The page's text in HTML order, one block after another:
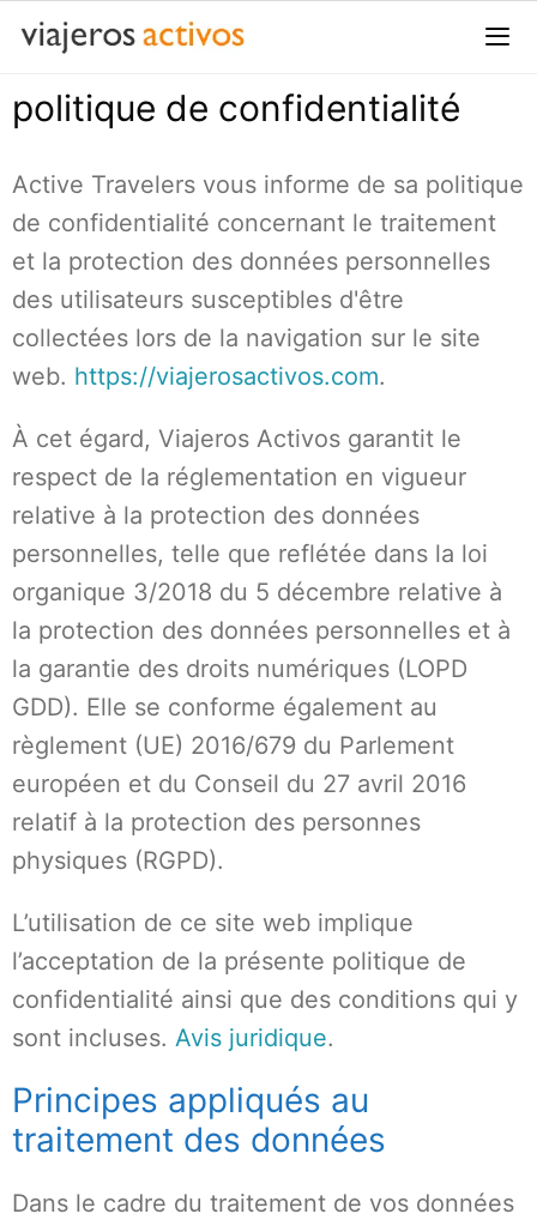
Passer
contenu
politique de confidentialité
Active Travelers vous informe de sa politique
de confidentialité concernant le traitement
et la protection des données personnelles
des utilisateurs susceptibles d'être
collectées lors de la navigation sur le site
web. https://viajerosactivos.com.
À cet égard, Viajeros Activos garantit le
respect de la réglementation en vigueur
relative à la protection des données
personnelles, telle que reflétée dans la loi
organique 3/2018 du 5 décembre relative à
la protection des données personnelles et à
la garantie des droits numériques (LOPD
GDD). Elle se conforme également au
règlement (UE) 2016/679 du Parlement
européen et du Conseil du 27 avril 2016
relatif à la protection des personnes
physiques (RGPD).
L’utilisation de ce site web implique
l’acceptation de la présente politique de
confidentialité ainsi que des conditions qui y
sont incluses. Avis juridique.
Principes appliqués au
traitement des données
Dans le cadre du traitement de vos données